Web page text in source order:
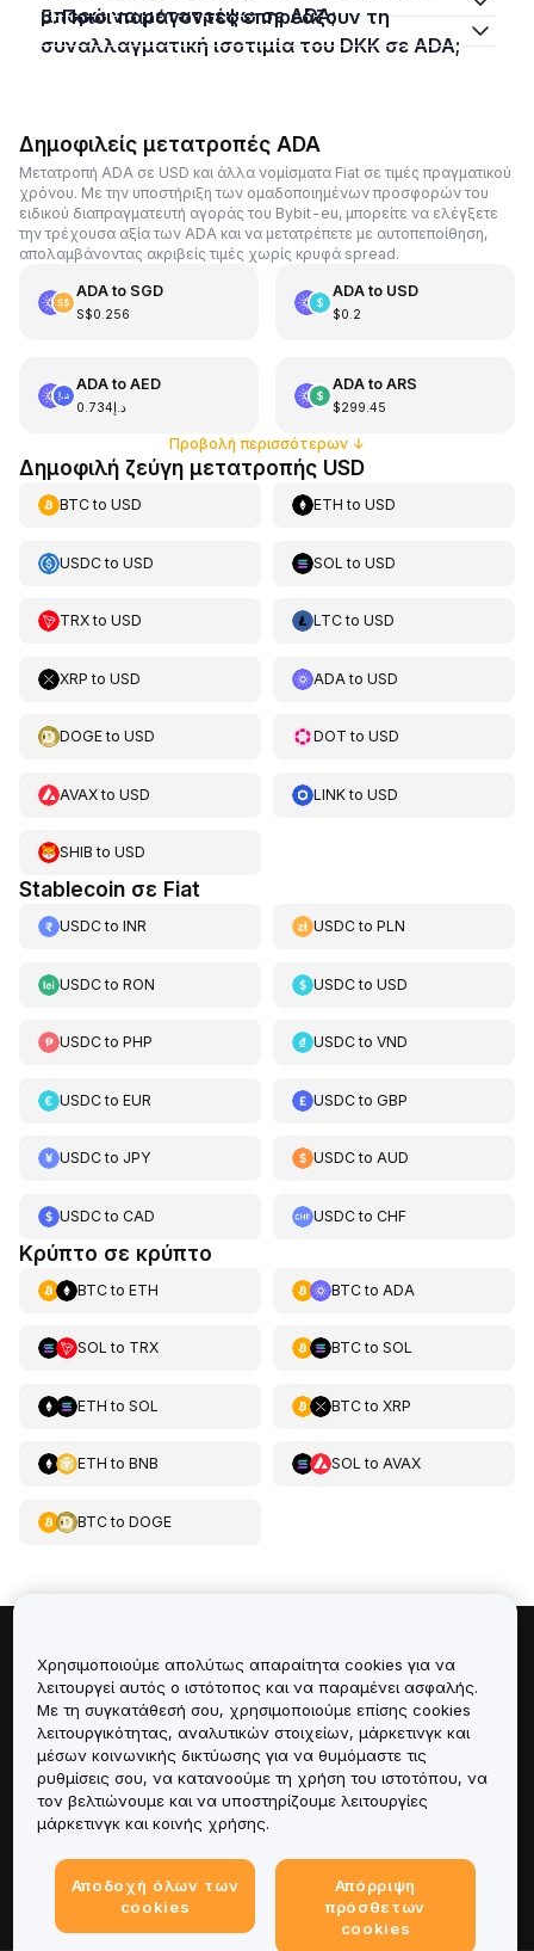
μπορώ να μετατρέψω σε ADA;
5. Ποιοι παράγοντες επηρεάζουν τη
συναλλαγματική ισοτιμία του DKK σε ADA;
Δημοφιλείς μετατροπές ADA
Μετατροπή ADA σε USD και άλλα νομίσματα Fiat σε τιμές πραγματικού
χρόνου. Με την υποστήριξη των ομαδοποιημένων προσφορών του
ειδικού διαπραγματευτή αγοράς του Bybit-eu, μπορείτε να ελέγξετε
την τρέχουσα αξία των ADA και να μετατρέπετε με αυτοπεποίθηση,
απολαμβάνοντας ακριβείς τιμές χωρίς κρυφά spread.
ADAto SGD
S$0.256
ADAto USD
$0.2
ADAto AED
د.إ0.734
ADAto ARS
$299.45
Προβολή περισσότερων↓
Δημοφιλή ζεύγη μετατροπής USD
BTCto USD ETH toUSD
USDCto USD SOL toUSD
TRXto USD LTCtoUSD
XRP to USD ADA toUSD
DOGEto USD DOT toUSD
AVAXto USD LINKtoUSD
SHIB to USD
Stablecoin σε Fiat
USDCto INR USDCtoPLN
USDCto RON USDCtoUSD
USDCto PHP USDCtoVND
USDCto EUR USDCtoGBP
USDCto JPY USDCtoAUD
USDCto CAD USDCtoCHF
Κρύπτο σε κρύπτο
BTCto ETH BTCto ADA
SOL to TRX BTCto SOL
ETH to SOL BTCto XRP
ETH to BNB SOL to AVAX
BTCto DOGE
Πληροφορίες για
Υπηρεσίες
Υποστήριξη
Προϊόντα
Νομικά
Χρησιμοποιούμε απολύτως απαραίτητα cookies για να
λειτουργεί αυτός ο ιστότοπος και να παραμένει ασφαλής.
Με τη συγκατάθεσή σου, χρησιμοποιούμε επίσης cookies
λειτουργικότητας, αναλυτικών στοιχείων, μάρκετινγκ και
μέσων κοινωνικής δικτύωσης για να θυμόμαστε τις
ρυθμίσεις σου, να κατανοούμε τη χρήση του ιστοτόπου, να
τον βελτιώνουμε και να υποστηρίζουμε λειτουργίες
μάρκετινγκ και κοινής χρήσης.
Αποδοχή όλων των
cookies
Απόρριψη
πρόσθετων
cookies